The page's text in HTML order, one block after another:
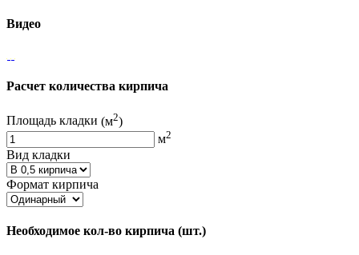
Видео
Расчет количества кирпича
Площадь кладки (м2)
м2
Вид кладки
Формат кирпича
Необходимое кол-во кирпича (шт.)